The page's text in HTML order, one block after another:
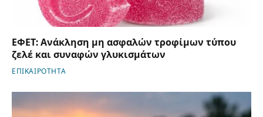
ΕΦΕΤ: Ανάκληση μη ασφαλών τροφίμων τύπου
ζελέ και συναφών γλυκισμάτων
ΕΠΙΚΑΙΡΟΤΗΤΑ